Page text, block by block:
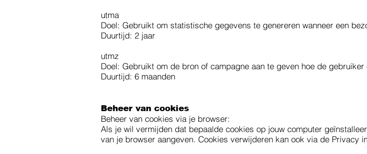
utma
Doel: Gebruikt om statistische gegevens te genereren wanneer een
Duurtijd: 2 jaar
utmz
Doel: Gebruikt om de bron of campagne aan te geven hoe de
Duurtijd: 6 maanden
Beheer van cookies
Beheer van cookies via je browser:
Als je wil vermijden dat bepaalde cookies op jouw computer
van je browser aangeven. Cookies verwijderen kan ook via de Privacy